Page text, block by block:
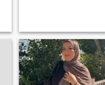
quotidienne avec moi. Je
cherche une image miroir de
moi. Un homme qui a aussi
son Danois sur le numéro 1 et
fait tout pour l'amour d'Allah
swt. En plus, j'aime profiter.
Bonne nourriture, vidéo et
vacances je ne dis jamais